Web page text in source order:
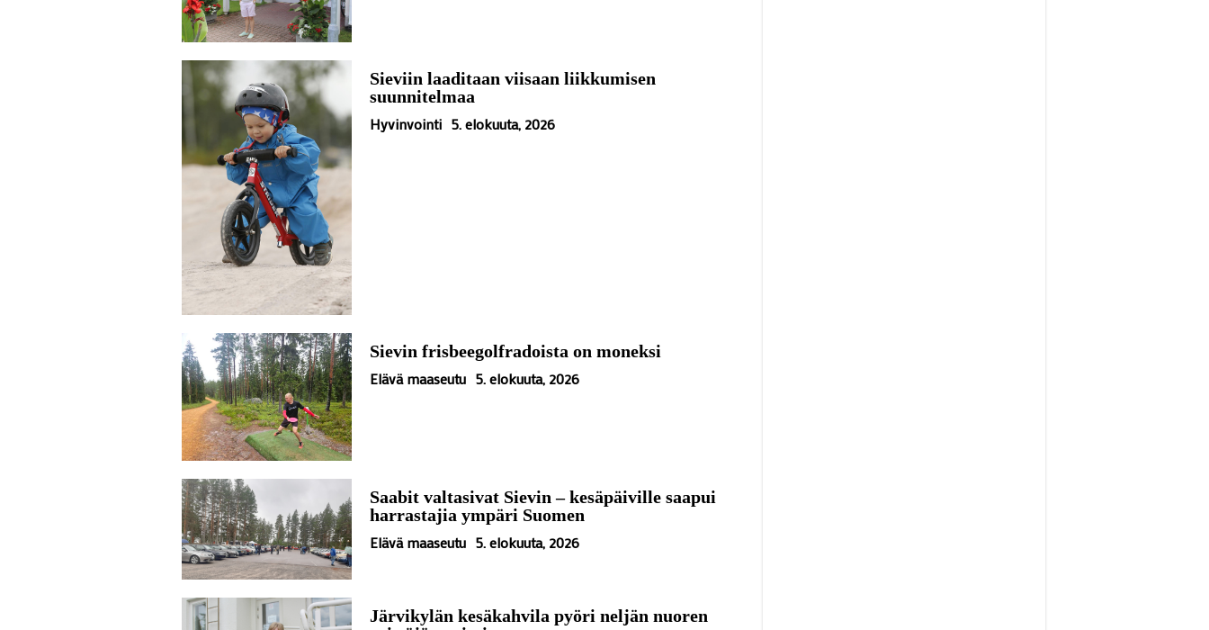
Sieviin laaditaan viisaan liikkumisen
suunnitelmaa
Hyvinvointi 5. elokuuta, 2026
Sievin frisbeegolfradoista on moneksi
Elävä maaseutu 5. elokuuta, 2026
Saabit valtasivat Sievin – kesäpäiville saapui
harrastajia ympäri Suomen
Elävä maaseutu 5. elokuuta, 2026
Järvikylän kesäkahvila pyöri neljän nuoren